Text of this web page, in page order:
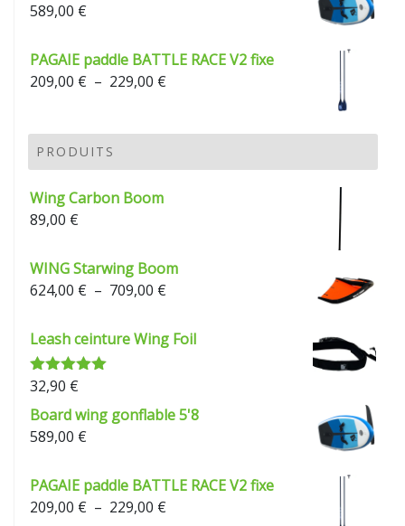
589,00 €
PAGAIE paddle BATTLE RACE V2 fixe
209,00 € – 229,00 €
à
PRODUITS
Wing Carbon Boom
89,00 €
WING Starwing Boom
624,00 € – 709,00 €
prix :
624,00 €
Leash ceinture Wing Foil
Note 5.00
32,90 €
Board wing gonflable 5'8
589,00 €
PAGAIE paddle BATTLE RACE V2 fixe
209,00 € – 229,00 €